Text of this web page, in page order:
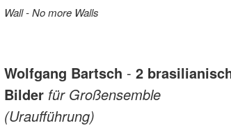
Wall - No more Walls
Wolfgang Bartsch - 2
Bilder für Großensemble
(Uraufführung)